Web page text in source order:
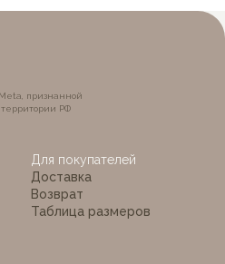
Для покупателей
Доставка
Возврат
Таблица размеров
признанной
РФ